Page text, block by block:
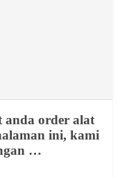
anda order alat
ini, kami
…